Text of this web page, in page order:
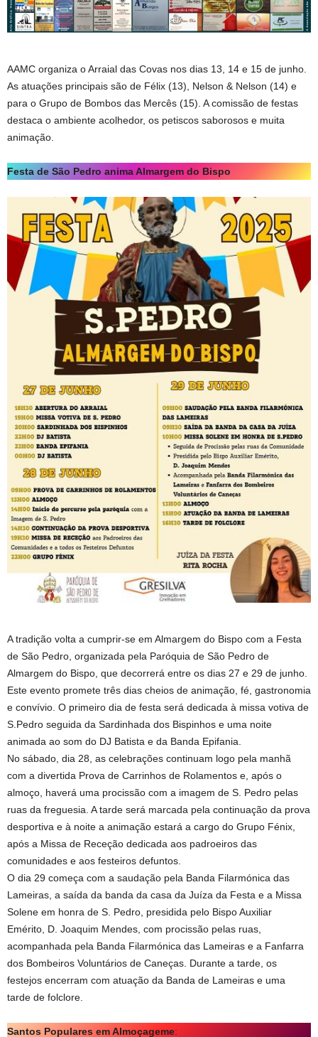
AAMC organiza o Arraial das Covas nos dias 13, 14 e 15 de junho.
As atuações principais são de Félix (13), Nelson & Nelson (14) e
para o Grupo de Bombos das Mercês (15). A comissão de festas
destaca o ambiente acolhedor, os petiscos saborosos e muita
animação.
Festa de São Pedro anima Almargem do Bispo
A tradição volta a cumprir-se em Almargem do Bispo com a Festa
de São Pedro, organizada pela Paróquia de São Pedro de
Almargem do Bispo, que decorrerá entre os dias 27 e 29 de junho.
Este evento promete três dias cheios de animação, fé, gastronomia
e convívio. O primeiro dia de festa será dedicada à missa votiva de
S.Pedro seguida da Sardinhada dos Bispinhos e uma noite
animada ao som do DJ Batista e da Banda Epifania.
No sábado, dia 28, as celebrações continuam logo pela manhã
com a divertida Prova de Carrinhos de Rolamentos e, após o
almoço, haverá uma procissão com a imagem de S. Pedro pelas
ruas da freguesia. A tarde será marcada pela continuação da prova
desportiva e à noite a animação estará a cargo do Grupo Fénix,
após a Missa de Receção dedicada aos padroeiros das
comunidades e aos festeiros defuntos.
O dia 29 começa com a saudação pela Banda Filarmónica das
Lameiras, a saída da banda da casa da Juíza da Festa e a Missa
Solene em honra de S. Pedro, presidida pelo Bispo Auxiliar
Emérito, D. Joaquim Mendes, com procissão pelas ruas,
acompanhada pela Banda Filarmónica das Lameiras e a Fanfarra
dos Bombeiros Voluntários de Caneças. Durante a tarde, os
festejos encerram com atuação da Banda de Lameiras e uma
tarde de folclore.
Santos Populares em Almoçageme: